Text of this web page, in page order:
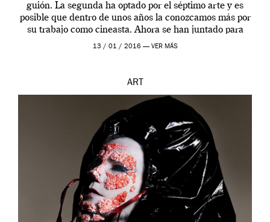
guión. La segunda ha optado por el séptimo arte y es
posible que dentro de unos años la conozcamos más por
su trabajo como cineasta. Ahora se han juntado para
contarnos una […]
13 / 01 / 2016 — VER MÁS
ART